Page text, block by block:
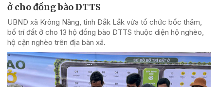
ở cho đồng bào DTTS
UBND xã Krông Năng, tỉnh Đắk Lắk vừa tổ chức bốc thăm,
bố trí đất ở cho 13 hộ đồng bào DTTS thuộc diện hộ nghèo,
hộ cận nghèo trên địa bàn xã.